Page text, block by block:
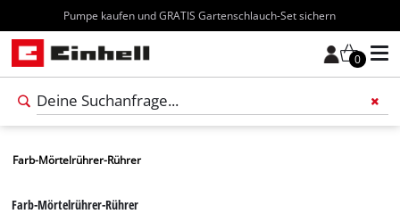
Kostenloser Versand ab 70€
0
Farb-Mörtelrührer-Rührer
Farb-Mörtelrührer-Rührer